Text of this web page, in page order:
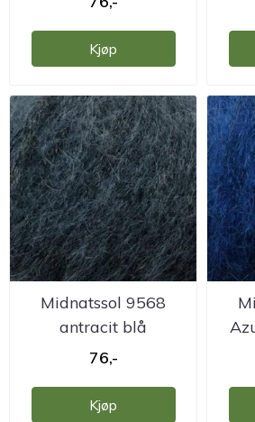
Kjøp
Midnatssol 9568
antracit blå
Camarose
76,-
Kjøp